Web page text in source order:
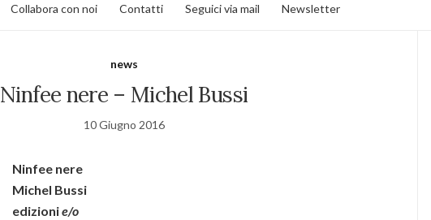
Collabora con noi Contatti Seguici via mail Newsletter
news
Ninfee nere – Michel Bussi
10 Giugno 2016
Ninfee nere
Michel Bussi
edizionie/o